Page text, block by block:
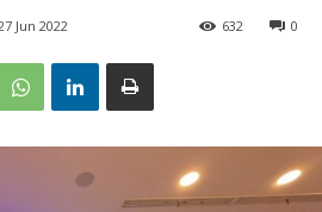
Jun 2022 0
632